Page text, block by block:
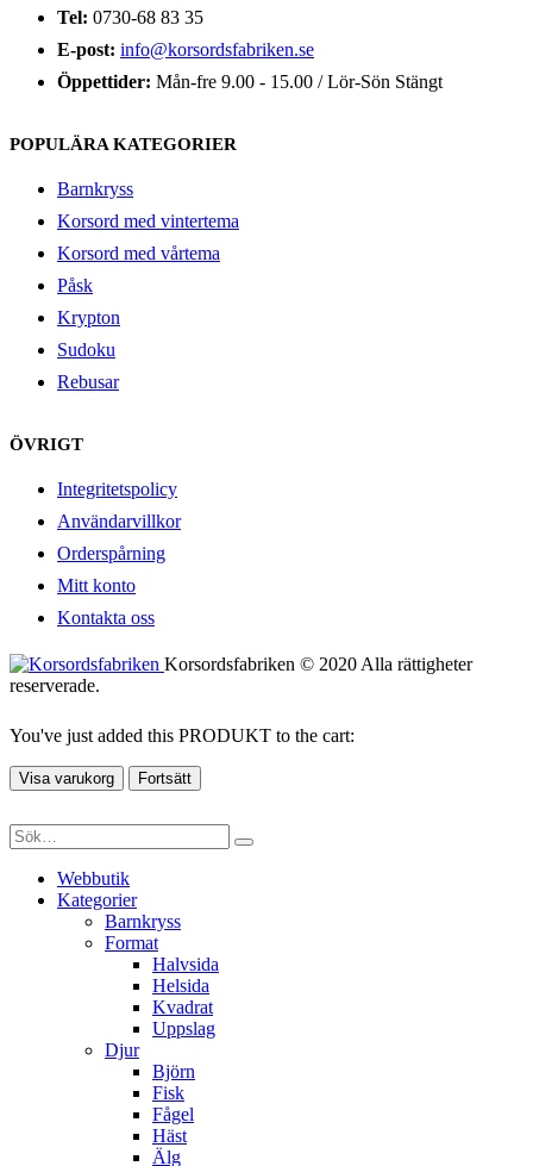
Tel: 0730-68 83 35
E-post: info@korsordsfabriken.se
Öppettider: Mån-fre 9.00 - 15.00 / Lör-Sön Stängt
POPULÄRA KATEGORIER
Barnkryss
Korsord med vintertema
Korsord med vårtema
Påsk
Krypton
Sudoku
Rebusar
ÖVRIGT
Integritetspolicy
Användarvillkor
Orderspårning
Mitt konto
Kontakta oss
Korsordsfabriken © 2020 Alla rättigheter
reserverade.
You've just added this PRODUKT to the cart:
Visa varukorg Fortsätt
Webbutik
Kategorier
Barnkryss
Format
Halvsida
Helsida
Kvadrat
Uppslag
Djur
Björn
Fisk
Fågel
Häst
Älg